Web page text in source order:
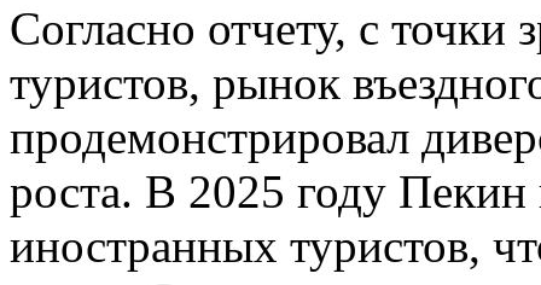
Согласно отчету, с точки
туристов, рынок
продемонстрировал
роста. В 2025 году
иностранных туристов,